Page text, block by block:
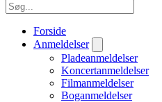
Forside
Anmeldelser
Pladeanmeldelser
Koncertanmeldelser
Filmanmeldelser
Boganmeldelser